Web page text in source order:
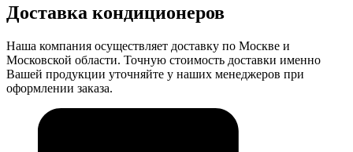
Доставка кондиционеров
Наша компания осуществляет доставку по Москве и
Московской области. Точную стоимость доставки именно
Вашей продукции уточняйте у наших менеджеров при
оформлении заказа.